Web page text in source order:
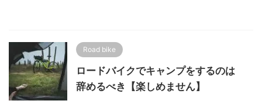
Road bike
ロードバイクでキャンプをするのは
辞めるべき【楽しめません】